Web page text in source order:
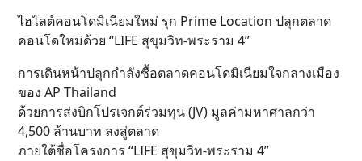
ไฮไลต์คอนโดมิเนียมใหม่ รุก Prime Location ปลุกตลาด
คอนโดใหม่ด้วย “LIFE สุขุมวิท-พระราม 4”
การเดินหน้าปลุกกำลังซื้อตลาดคอนโดมิเนียมใจกลางเมือง
ของ AP Thailand
ด้วยการส่งบิกโปรเจกต์ร่วมทุน (JV) มูลค่ามหาศาลกว่า
4,500 ล้านบาท ลงสู่ตลาด
ภายใต้ชื่อโครงการ “LIFE สุขุมวิท-พระราม 4”